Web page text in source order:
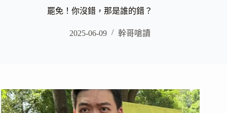
罷免！你沒錯，那是誰的錯？
2025-06-09 幹哥嗆讀